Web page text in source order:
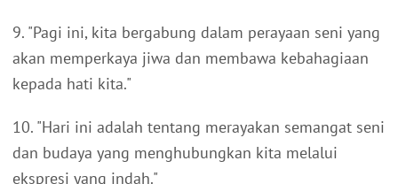
9. "Pagi ini, kita bergabung dalam perayaan seni yang
akan memperkaya jiwa dan membawa kebahagiaan
kepada hati kita."
10. "Hari ini adalah tentang merayakan semangat seni
dan budaya yang menghubungkan kita melalui
ekspresi yang indah."